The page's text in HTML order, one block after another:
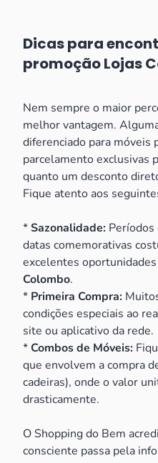
Dicas para
promoção Lojas
Nem sempre o maior
melhor vantagem.
diferenciado para móveis
parcelamento exclusivas
quanto um desconto
Fique atento aos
*Sazonalidade:
datas comemorativas
excelentes
Colombo.
* Primeira Compra:
condições especiais ao
site ou aplicativo da rede.
*Combos de Móveis:
que envolvem a compra
cadeiras), onde o valor
drasticamente.
O Shopping do Bem
consciente passa pela